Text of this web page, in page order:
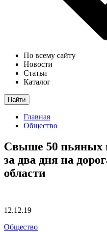
По всему сайту
Новости
Статьи
Каталог
Найти
Главная
Общество
Свыше 50 пьяных
за два дня на
области
12.12.19
Общество